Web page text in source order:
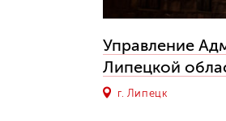
Управление
Липецкой
г. Липецк